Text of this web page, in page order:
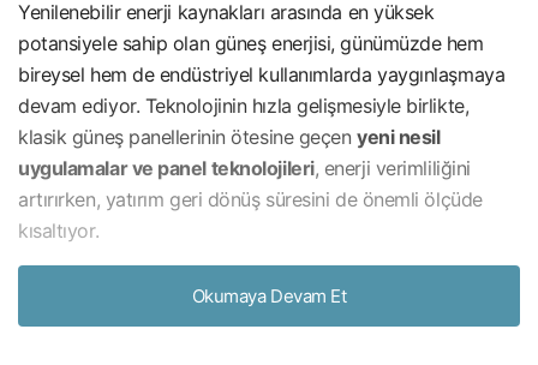
Yenilenebilir enerji kaynakları arasında en yüksek
potansiyele sahip olan güneş enerjisi, günümüzde hem
bireysel hem de endüstriyel kullanımlarda yaygınlaşmaya
devam ediyor. Teknolojinin hızla gelişmesiyle birlikte,
klasik güneş panellerinin ötesine geçenyeni nesil
uygulamalar ve panel teknolojileri, enerji verimliliğini
artırırken, yatırım geri dönüş süresini de önemli ölçüde
kısaltıyor.
Emcekare Mühendislik olarak, güneş enerjisi alanında
sunduğumuz yenilikçi çözümlerle; işletmelere, kurumlara
Okumaya Devam Et